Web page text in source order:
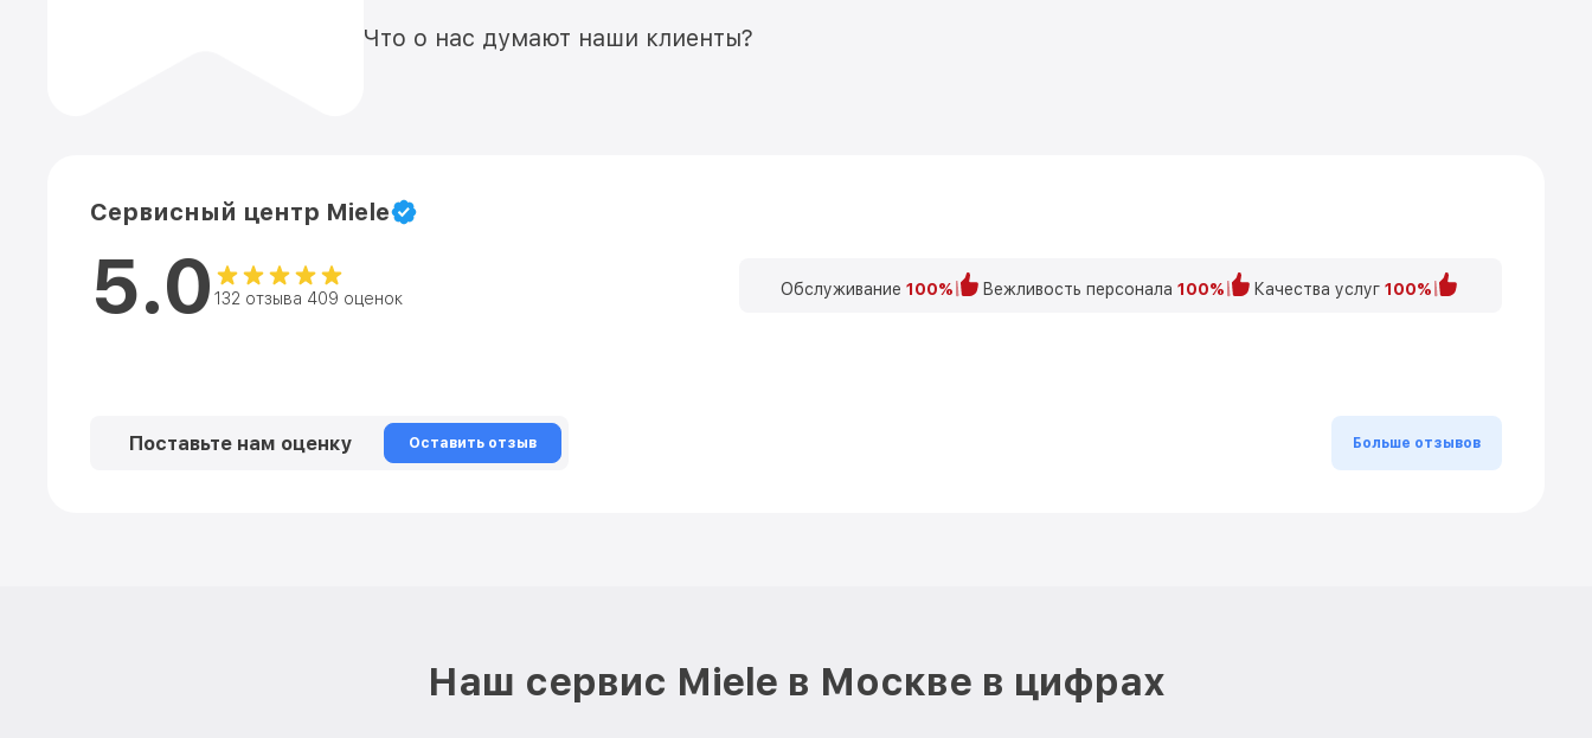
Что о нас думают наши клиенты?
Сервисный центр Miele
5.0 132 отзыва 409 оценок Обслуживание 100% Вежливость персонала 100% Качества услуг 100%
Поставьте нам оценку Оставить отзыв Больше отзывов
Наш сервис Miele в Москве в цифрах